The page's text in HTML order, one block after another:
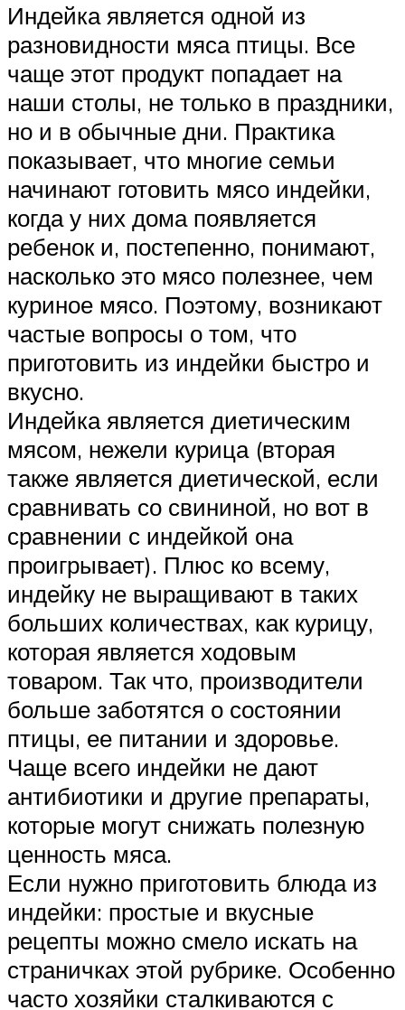
Индейка является одной из
разновидности мяса птицы. Все
чаще этот продукт попадает на
наши столы, не только в праздники,
но и в обычные дни. Практика
показывает, что многие семьи
начинают готовить мясо индейки,
когда у них дома появляется
ребенок и, постепенно, понимают,
насколько это мясо полезнее, чем
куриное мясо. Поэтому, возникают
частые вопросы о том, что
приготовить из индейки быстро и
вкусно.
Индейка является диетическим
мясом, нежели курица (вторая
также является диетической, если
сравнивать со свининой, но вот в
сравнении с индейкой она
проигрывает). Плюс ко всему,
индейку не выращивают в таких
больших количествах, как курицу,
которая является ходовым
товаром. Так что, производители
больше заботятся о состоянии
птицы, ее питании и здоровье.
Чаще всего индейки не дают
антибиотики и другие препараты,
которые могут снижать полезную
ценность мяса.
Если нужно приготовить блюда из
индейки: простые и вкусные
рецепты можно смело искать на
страничках этой рубрике. Особенно
часто хозяйки сталкиваются с